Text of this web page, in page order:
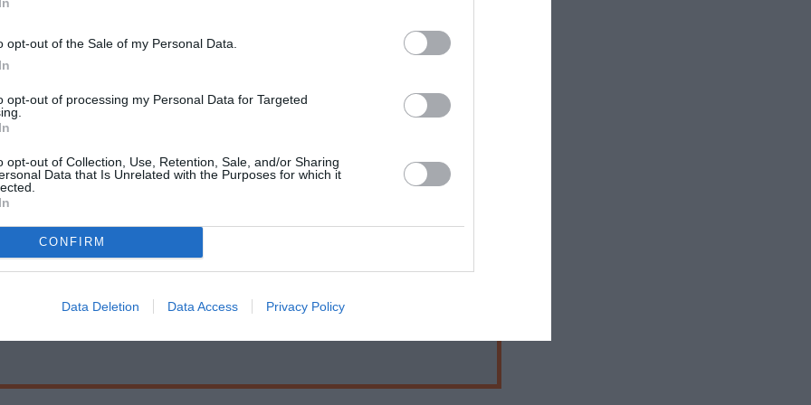
opt-out of the Sale of my Personal Data.
opt-out of processing my Personal Data for Targeted
opt-out of Collection, Use, Retention, Sale, and/or Sharing
Data that Is Unrelated with the Purposes for which it
CONFIRM
Data Deletion Data Access Privacy Policy
με το θέατρο Πορεία
Θέατρο Πορεία, Τρικόρφων 3, Αθήνα
Θέατρο Πορεία